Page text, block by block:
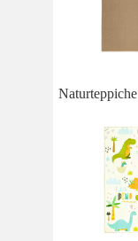
Naturteppiche